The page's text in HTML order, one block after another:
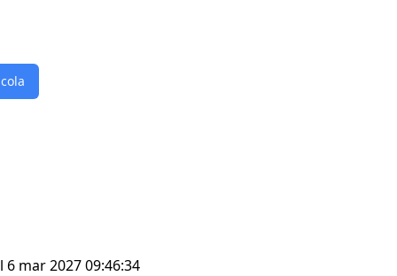
mar 2027 09:46:34